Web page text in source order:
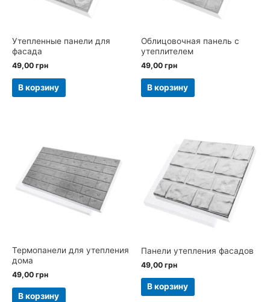
Утепленные панели для
фасада
49,00 грн
В корзину
Облицовочная панель с
утеплителем
49,00 грн
В корзину
Термопанели для утепления
дома
49,00 грн
В корзину
Панели утепления фасадов
49,00 грн
В корзину